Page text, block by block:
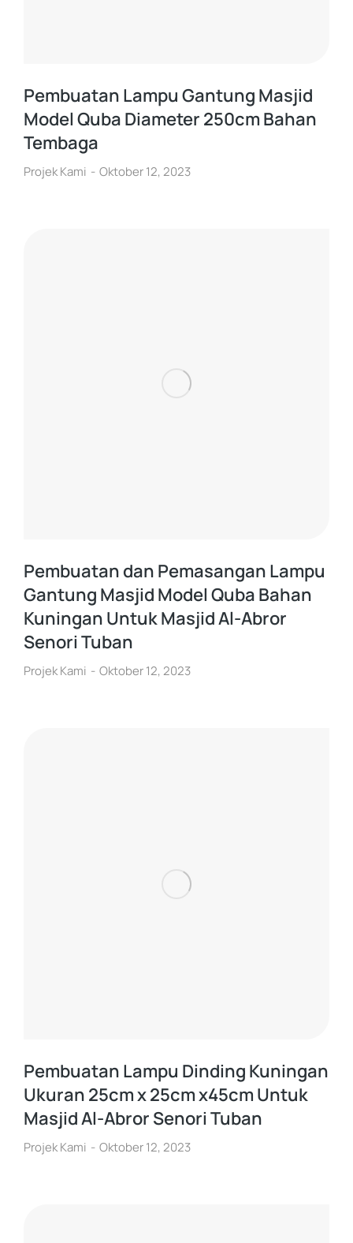
Pembuatan Lampu Gantung Masjid
Model Quba Diameter 250cm Bahan
Tembaga
Projek Kami Oktober 12, 2023
Pembuatan dan Pemasangan Lampu
Gantung Masjid Model Quba Bahan
Kuningan Untuk Masjid Al-Abror
Senori Tuban
Projek Kami Oktober 12, 2023
Pembuatan Lampu Dinding Kuningan
Ukuran 25cm x 25cm x45cm Untuk
Masjid Al-Abror Senori Tuban
Projek Kami Oktober 12, 2023